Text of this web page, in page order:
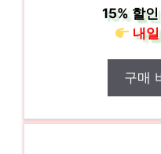
15%할인
내일
구매